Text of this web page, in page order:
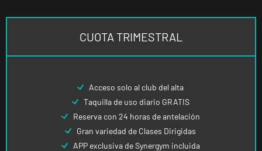
CUOTA TRIMESTRAL
Acceso solo al club del alta
Taquilla de uso diario GRATIS
Reserva con 24 horas de antelación
Gran variedad de Clases Dirigidas
APP exclusiva de Synergym incluida